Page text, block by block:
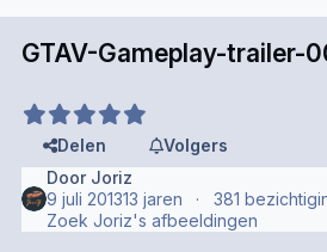
GTAV-Gameplay-trailer-
Delen
Volgers
Door Joriz
9 juli 201313 jaren
381
Zoek Joriz's afbeeldingen